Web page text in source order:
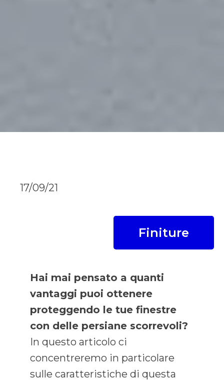
17/09/21
Finiture
Hai mai pensato a quanti
vantaggi puoi ottenere
proteggendo le tue finestre
con delle persiane scorrevoli?
In questo articolo ci
concentreremo in particolare
sulle caratteristiche di questa